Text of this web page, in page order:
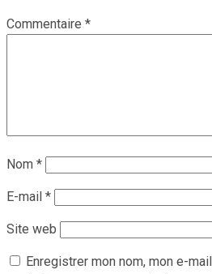
Commentaire *
Nom *
E-mail *
Site web
Enregistrer mon nom, mon e-